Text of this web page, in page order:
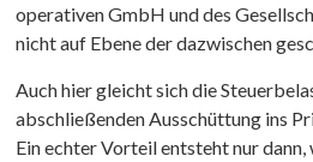
operativen GmbH und des
nicht auf Ebene der dazwischen
Auch hier gleicht sich die
abschließenden Ausschüttung ins
Ein echter Vorteil entsteht nur dann,